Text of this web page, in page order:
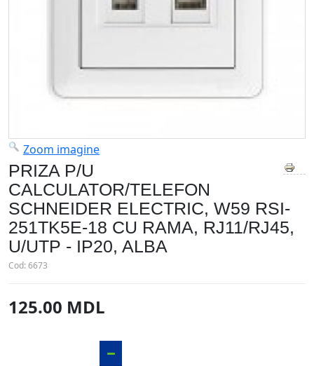
Zoom imagine
PRIZA P/U
CALCULATOR/TELEFON
SCHNEIDER ELECTRIC, W59 RSI-
251TK5E-18 CU RAMA, RJ11/RJ45,
U/UTP - IP20, ALBA
Cod:6673
125.00 MDL